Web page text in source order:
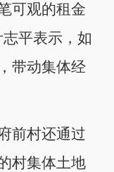
可观的租金
平表示，如
带动集体经
前村还通过
村集体土地